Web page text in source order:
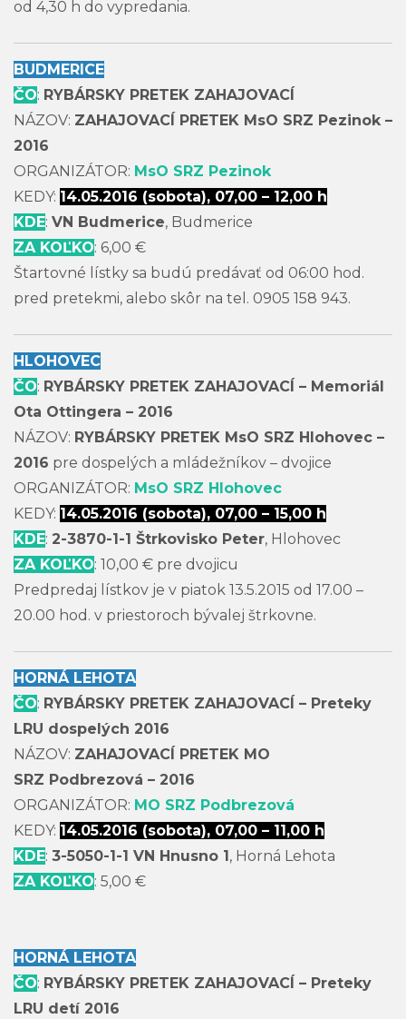
od 4,30 h do vypredania.
BUDMERICE
ČO: RYBÁRSKY PRETEK ZAHAJOVACÍ
NÁZOV: ZAHAJOVACÍ PRETEK MsO SRZ Pezinok –
2016
ORGANIZÁTOR: MsO SRZ Pezinok
KEDY: 14.05.2016 (sobota), 07,00 – 12,00 h
KDE: VN Budmerice, Budmerice
ZA KOĽKO: 6,00 €
Štartovné lístky sa budú predávať od 06:00 hod.
pred pretekmi, alebo skôr na tel. 0905 158 943.
HLOHOVEC
ČO: RYBÁRSKY PRETEK ZAHAJOVACÍ – Memoriál
Ota Ottingera – 2016
NÁZOV: RYBÁRSKY PRETEK MsO SRZ Hlohovec –
2016 pre dospelých a mládežníkov – dvojice
ORGANIZÁTOR: MsO SRZ Hlohovec
KEDY: 14.05.2016 (sobota), 07,00 – 15,00 h
KDE: 2-3870-1-1 Štrkovisko Peter, Hlohovec
ZA KOĽKO: 10,00 € pre dvojicu
Predpredaj lístkov je v piatok 13.5.2015 od 17.00 –
20.00 hod. v priestoroch bývalej štrkovne.
HORNÁ LEHOTA
ČO: RYBÁRSKY PRETEK ZAHAJOVACÍ – Preteky
LRU dospelých 2016
NÁZOV: ZAHAJOVACÍ PRETEK MO
SRZ Podbrezová – 2016
ORGANIZÁTOR: MO SRZ Podbrezová
KEDY: 14.05.2016 (sobota), 07,00 – 11,00 h
KDE: 3-5050-1-1 VN Hnusno 1 , Horná Lehota
ZA KOĽKO: 5,00 €
HORNÁ LEHOTA
ČO: RYBÁRSKY PRETEK ZAHAJOVACÍ – Preteky
LRU detí 2016